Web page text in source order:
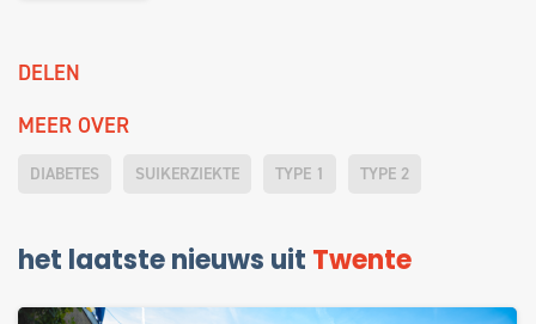
DELEN
MEER OVER
DIABETES SUIKERZIEKTE TYPE 1 TYPE 2
het laatste nieuws uit Twente